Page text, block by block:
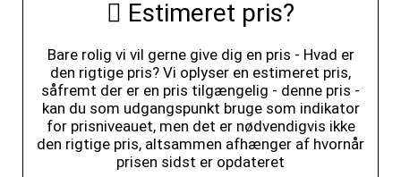
Estimeret pris?
Bare rolig vi vil gerne give dig en pris - Hvad er
den rigtige pris? Vi oplyser en estimeret pris,
såfremt der er en pris tilgængelig - denne pris -
kan du som udgangspunkt bruge som indikator
for prisniveauet, men det er nødvendigvis ikke
den rigtige pris, altsammen afhænger af hvornår
prisen sidst er opdateret